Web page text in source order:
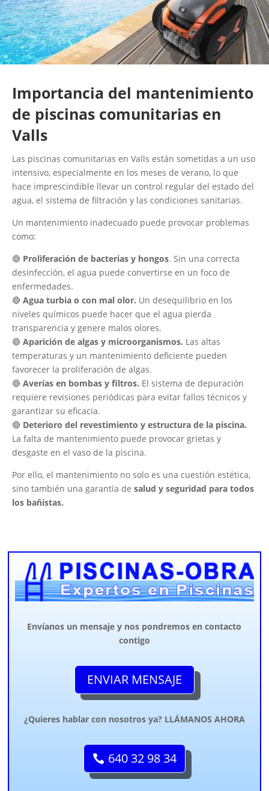
Importancia del mantenimiento
de piscinas comunitarias en
Valls
Las piscinas comunitarias en Valls están sometidas a un uso
intensivo, especialmente en los meses de verano, lo que
hace imprescindible llevar un control regular del estado del
agua, el sistema de filtración y las condiciones sanitarias.
Un mantenimiento inadecuado puede provocar problemas
como:
🔴 Proliferación de bacterias y hongos. Sin una correcta
desinfección, el agua puede convertirse en un foco de
enfermedades.
🔴 Agua turbia o con mal olor. Un desequilibrio en los
niveles químicos puede hacer que el agua pierda
transparencia y genere malos olores.
🔴 Aparición de algas y microorganismos. Las altas
temperaturas y un mantenimiento deficiente pueden
favorecer la proliferación de algas.
🔴 Averías en bombas y filtros. El sistema de depuración
requiere revisiones periódicas para evitar fallos técnicos y
garantizar su eficacia.
🔴 Deterioro del revestimiento y estructura de la piscina.
La falta de mantenimiento puede provocar grietas y
desgaste en el vaso de la piscina.
Por ello, el mantenimiento no solo es una cuestión estética,
sino también una garantía de salud y seguridad para todos
los bañistas.
Envíanos un mensaje y nos pondremos en contacto
contigo
ENVIAR MENSAJE
¿Quieres hablar con nosotros ya? LLÁMANOS AHORA
640 32 98 34